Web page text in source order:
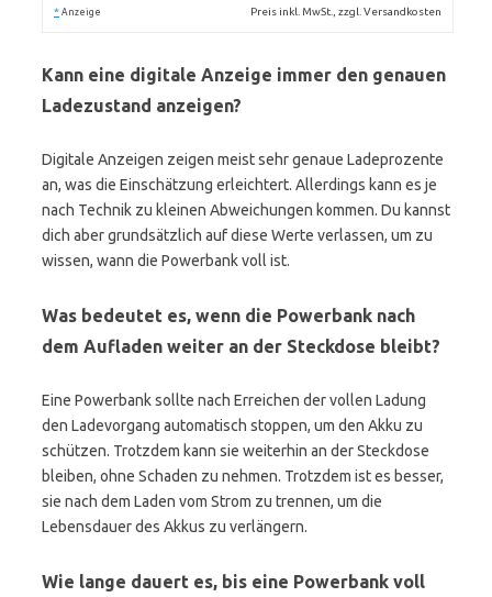
* Anzeige Preis inkl. MwSt., zzgl. Versandkosten
Kann eine digitale Anzeige immer den genauen
Ladezustand anzeigen?
Digitale Anzeigen zeigen meist sehr genaue Ladeprozente
an, was die Einschätzung erleichtert. Allerdings kann es je
nach Technik zu kleinen Abweichungen kommen. Du kannst
dich aber grundsätzlich auf diese Werte verlassen, um zu
wissen, wann die Powerbank voll ist.
Was bedeutet es, wenn die Powerbank nach
dem Aufladen weiter an der Steckdose bleibt?
Eine Powerbank sollte nach Erreichen der vollen Ladung
den Ladevorgang automatisch stoppen, um den Akku zu
schützen. Trotzdem kann sie weiterhin an der Steckdose
bleiben, ohne Schaden zu nehmen. Trotzdem ist es besser,
sie nach dem Laden vom Strom zu trennen, um die
Lebensdauer des Akkus zu verlängern.
Wie lange dauert es, bis eine Powerbank voll